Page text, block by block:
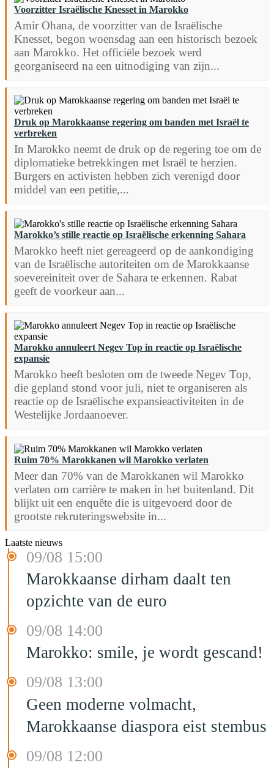
Voorzitter Israëlische Knesset in Marokko
Amir Ohana, de voorzitter van de Israëlische
Knesset, begon woensdag aan een historisch bezoek
aan Marokko. Het officiële bezoek werd
georganiseerd na een uitnodiging van zijn...
Druk op Marokkaanse regering om banden met Israël te
verbreken
In Marokko neemt de druk op de regering toe om de
diplomatieke betrekkingen met Israël te herzien.
Burgers en activisten hebben zich verenigd door
middel van een petitie,...
Marokko’s stille reactie op Israëlische erkenning Sahara
Marokko heeft niet gereageerd op de aankondiging
van de Israëlische autoriteiten om de Marokkaanse
soevereiniteit over de Sahara te erkennen. Rabat
geeft de voorkeur aan...
Marokko annuleert Negev Top in reactie op Israëlische
expansie
Marokko heeft besloten om de tweede Negev Top,
die gepland stond voor juli, niet te organiseren als
reactie op de Israëlische expansieactiviteiten in de
Westelijke Jordaanoever.
Ruim 70% Marokkanen wil Marokko verlaten
Meer dan 70% van de Marokkanen wil Marokko
verlaten om carrière te maken in het buitenland. Dit
blijkt uit een enquête die is uitgevoerd door de
grootste rekruteringswebsite in...
Laatste nieuws
09/08 15:00
Marokkaanse dirham daalt ten
opzichte van de euro
09/08 14:00
Marokko: smile, je wordt gescand!
09/08 13:00
Geen moderne volmacht,
Marokkaanse diaspora eist stembus
09/08 12:00